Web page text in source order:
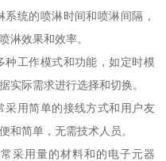
统的喷淋时间和喷淋间隔，
淋效果和效率。
种工作模式和功能，如定时模
实际需求进行选择和切换。
采用简单的接线方式和用户友
和简单，无需技术人员。
采用量的材料和的电子元器